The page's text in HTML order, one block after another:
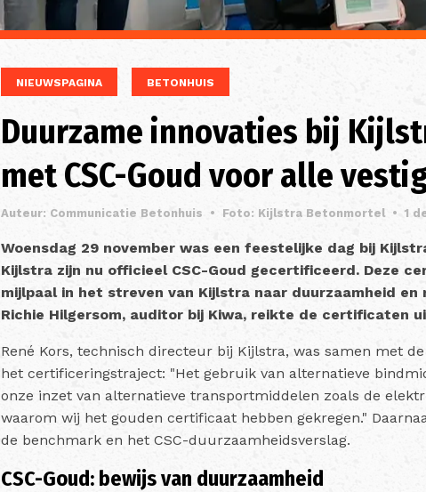
NIEUWSPAGINA BETONHUIS
Duurzame innovaties bij
met CSC-Goud voor alle
Auteur: Communicatie Betonhuis • Foto: Kijlstra Betonmortel • 1
Woensdag 29 november was een feestelijke dag bij
Kijlstra zijn nu officieel CSC-Goud gecertificeerd. Deze
mijlpaal in het streven van Kijlstra naar duurzaamheid
Richie Hilgersom, auditor bij Kiwa, reikte de certificaten
René Kors, technisch directeur bij Kijlstra, was samen met
het certificeringstraject: "Het gebruik van alternatieve
onze inzet van alternatieve transportmiddelen zoals de
waarom wij het gouden certificaat hebben gekregen."
de benchmark en het CSC-duurzaamheidsverslag.
CSC-Goud: bewijs van duurzaamheid